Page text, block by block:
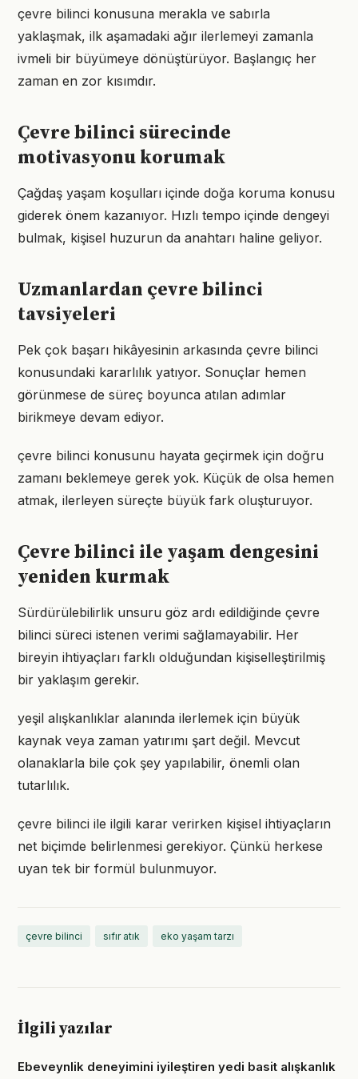
çevre bilinci konusuna merakla ve sabırla
yaklaşmak, ilk aşamadaki ağır ilerlemeyi zamanla
ivmeli bir büyümeye dönüştürüyor. Başlangıç her
zaman en zor kısımdır.
Çevre bilinci sürecinde
motivasyonu korumak
Çağdaş yaşam koşulları içinde doğa koruma konusu
giderek önem kazanıyor. Hızlı tempo içinde dengeyi
bulmak, kişisel huzurun da anahtarı haline geliyor.
Uzmanlardan çevre bilinci
tavsiyeleri
Pek çok başarı hikâyesinin arkasında çevre bilinci
konusundaki kararlılık yatıyor. Sonuçlar hemen
görünmese de süreç boyunca atılan adımlar
birikmeye devam ediyor.
çevre bilinci konusunu hayata geçirmek için doğru
zamanı beklemeye gerek yok. Küçük de olsa hemen
atmak, ilerleyen süreçte büyük fark oluşturuyor.
Çevre bilinci ile yaşam dengesini
yeniden kurmak
Sürdürülebilirlik unsuru göz ardı edildiğinde çevre
bilinci süreci istenen verimi sağlamayabilir. Her
bireyin ihtiyaçları farklı olduğundan kişiselleştirilmiş
bir yaklaşım gerekir.
yeşil alışkanlıklar alanında ilerlemek için büyük
kaynak veya zaman yatırımı şart değil. Mevcut
olanaklarla bile çok şey yapılabilir, önemli olan
tutarlılık.
çevre bilinci ile ilgili karar verirken kişisel ihtiyaçların
net biçimde belirlenmesi gerekiyor. Çünkü herkese
uyan tek bir formül bulunmuyor.
çevre bilinci sıfır atık eko yaşam tarzı
İlgili yazılar
Ebeveynlik deneyimini iyileştiren yedi basit alışkanlık